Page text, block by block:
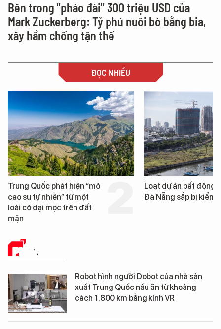
Bên trong "pháo đài" 300 triệu USD của
Mark Zuckerberg: Tỷ phú nuôi bò bằng bia,
xây hầm chống tận thế
ĐỌC NHIỀU
Trung Quốc phát hiện “mỏ
cao su tự nhiên” từ một
loài cỏ dại mọc trên đất
mặn
Loạt dự án bất động
Đà Nẵng sắp bị kiểm
PHÂN TÍCH
Robot hình người Dobot của nhà sản
xuất Trung Quốc nấu ăn từ khoảng
cách 1.800 km bằng kính VR